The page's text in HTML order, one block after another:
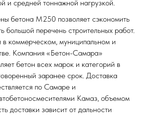
и средней тоннажной нагрузкой.
бетона М250 позволяет сэкономить
большой перечень строительных работ.
в коммерческом, муниципальном и
Компания «Бетон-Самара»
бетон всех марок и категорий в
заранее срок. Доставка
по Самаре и
Камаз, объемом
доставки зависит от дальности